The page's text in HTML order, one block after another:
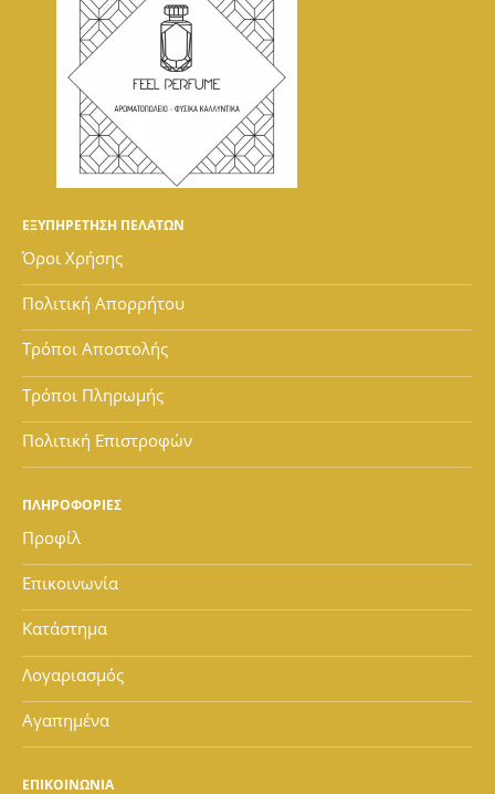
ΕΞΥΠΗΡΕΤΗΣΗ ΠΕΛΑΤΩΝ
Όροι Χρήσης
Πολιτική Απορρήτου
Τρόποι Αποστολής
Τρόποι Πληρωμής
Πολιτική Επιστροφών
ΠΛΗΡΟΦΟΡΙΕΣ
Προφίλ
Επικοινωνία
Κατάστημα
Λογαριασμός
Αγαπημένα
ΕΠΙΚΟΙΝΩΝΙΑ